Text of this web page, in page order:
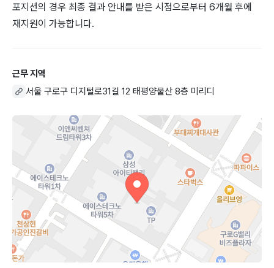
포지션의 경우 최종 결과 안내를 받은 시점으로부터 6개월 후에
재지원이 가능합니다.
근무 지역
서울 구로구 디지털로31길 12 태평양물산 8층 미리디